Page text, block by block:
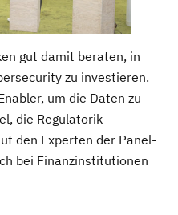
gut damit beraten, in
zu investieren.
um die Daten zu
die Regulatorik-
den Experten der Panel-
bei Finanzinstitutionen